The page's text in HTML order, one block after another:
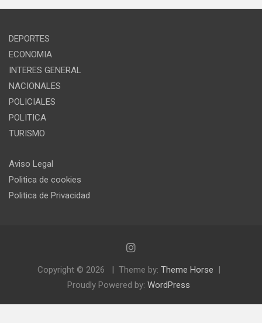
DEPORTES
ECONOMIA
INTERES GENERAL
NACIONALES
POLICIALES
POLITICA
TURISMO
Aviso Legal
Politica de cookies
Politica de Privacidad
Copyright © 2026 Theme by: Theme Horse
Proudly Powered by: WordPress